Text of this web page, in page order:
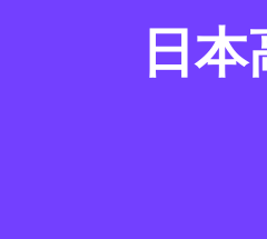
日